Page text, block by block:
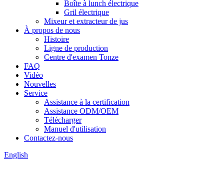
Boîte à lunch électrique
Gril électrique
Mixeur et extracteur de jus
À propos de nous
Histoire
Ligne de production
Centre d'examen Tonze
FAQ
Vidéo
Nouvelles
Service
Assistance à la certification
Assistance ODM/OEM
Télécharger
Manuel d'utilisation
Contactez-nous
English